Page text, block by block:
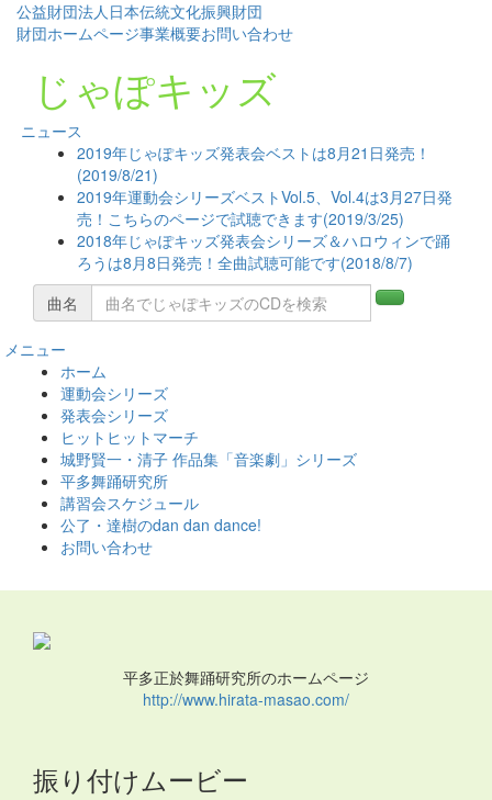
公益財団法人日本伝統文化振興財団
財団ホームページ事業概要お問い合わせ
じゃぽキッズ
ニュース
2019年じゃぽキッズ発表会ベストは8月21日発売！
(2019/8/21)
2019年運動会シリーズベストVol.5、Vol.4は3月27日発
売！こちらのページで試聴できます(2019/3/25)
2018年じゃぽキッズ発表会シリーズ＆ハロウィンで踊
ろうは8月8日発売！全曲試聴可能です(2018/8/7)
曲名
メニュー
ホーム
運動会シリーズ
発表会シリーズ
ヒットヒットマーチ
城野賢一・清子 作品集「音楽劇」シリーズ
平多舞踊研究所
講習会スケジュール
公了・達樹のdan dan dance!
お問い合わせ
平多正於舞踊研究所のホームページ
http://www.hirata-masao.com/
振り付けムービー